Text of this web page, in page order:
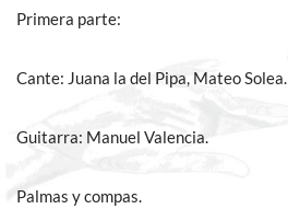
Primera parte:
Cante: Juana la del Pipa, Mateo Solea.
Guitarra: Manuel Valencia.
Palmas y compas.